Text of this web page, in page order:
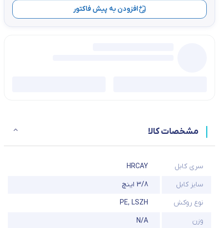
افزودن به پیش فاکتور
مشخصات کالا
سری کابل
HRCAY
سایز کابل
3/8 اینچ
نوع روکش
LSZH
,
PE
وزن
N/A